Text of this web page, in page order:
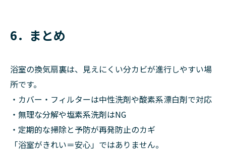
6．まとめ
浴室の換気扇裏は、見えにくい分カビが進行しやすい場
所です。
・カバー・フィルターは中性洗剤や酸素系漂白剤で対応
・無理な分解や塩素系洗剤はNG
・定期的な掃除と予防が再発防止のカギ
「浴室がきれい＝安心」ではありません。